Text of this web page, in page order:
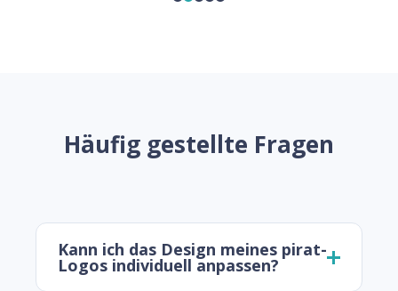
Häufig gestellte Fragen
Kann ich das Design meines pirat-
Logos individuell anpassen?